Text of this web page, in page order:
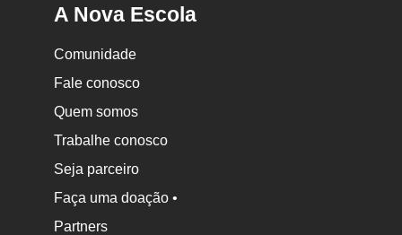
A Nova Escola
Comunidade
Fale conosco
Quem somos
Trabalhe conosco
Seja parceiro
Faça uma doação •
Partners